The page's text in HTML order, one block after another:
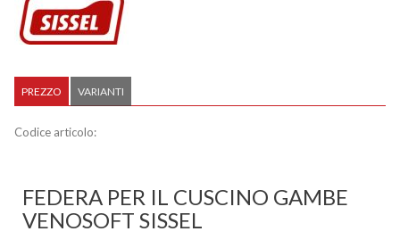
PREZZO VARIANTI
Codice articolo:
FEDERA PER IL CUSCINO GAMBE
VENOSOFT SISSEL